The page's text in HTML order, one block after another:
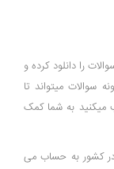
را دانلود کرده و
سوالات میتواند تا
میکنید به شما کمک
کشور به حساب می